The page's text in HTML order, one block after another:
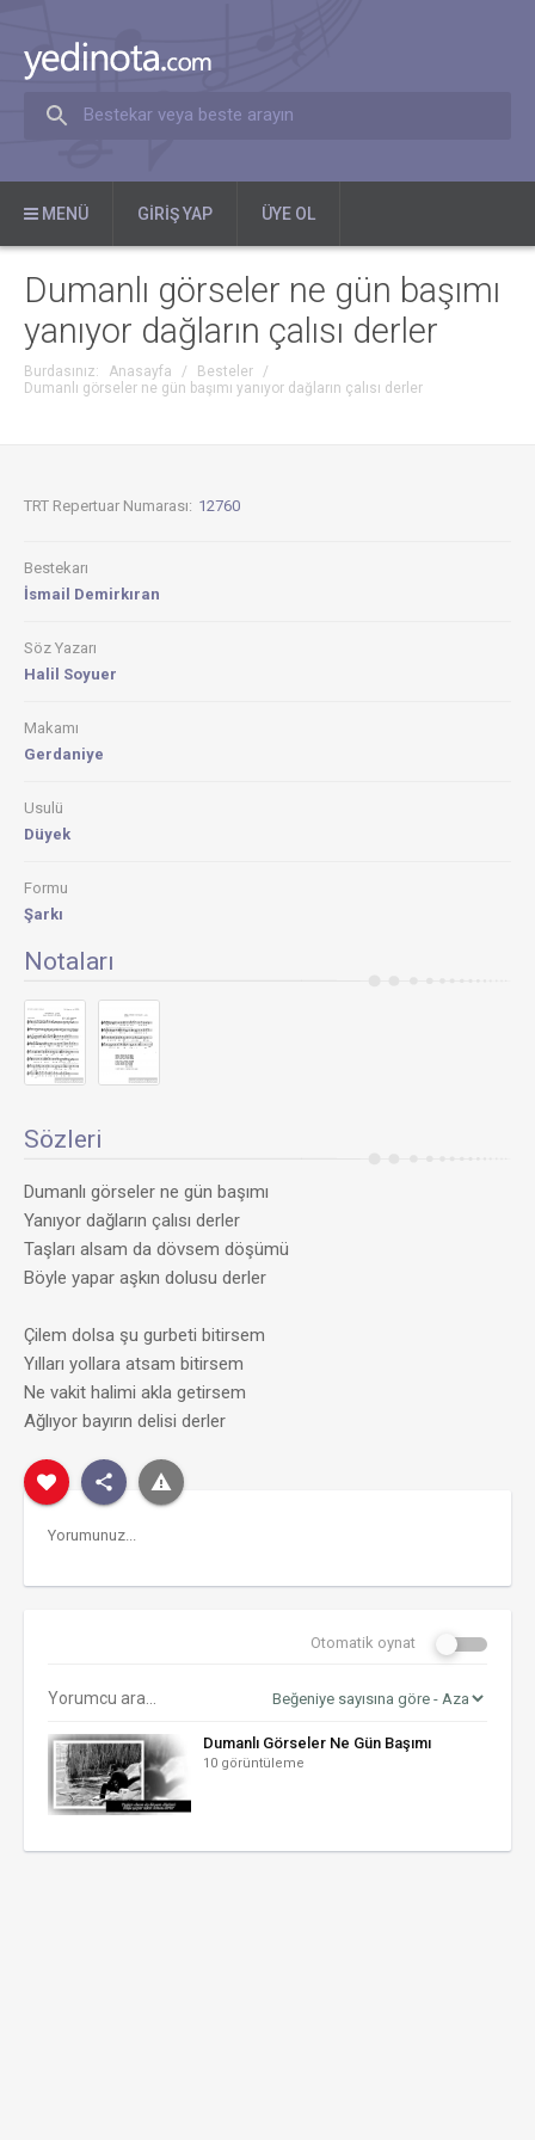
Bestekar veya beste arayın
MENÜ GIRIŞ YAP ÜYE OL
Dumanlı görseler ne gün başımı
yanıyor dağların çalısı derler
Burdasınız: Anasayfa / Besteler
/
Dumanlı görseler ne gün başımı yanıyor dağların çalısı derler
TRT Repertuar Numarası: 12760
Bestekarı
İsmail Demirkıran
Söz Yazarı
Halil Soyuer
Makamı
Gerdaniye
Usulü
Düyek
Formu
Şarkı
Notaları
Sözleri
Dumanlı görseler ne gün başımı
Yanıyor dağların çalısı derler
Taşları alsam da dövsem döşümü
Böyle yapar aşkın dolusu derler
Çilem dolsa şu gurbeti bitirsem
Yılları yollara atsam bitirsem
Ne vakit halimi akla getirsem
Ağlıyor bayırın delisi derler
Otomatik oynat
Dumanlı Görseler Ne Gün Başımı
10 görüntüleme